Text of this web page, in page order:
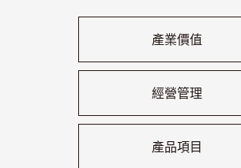
產業價值
經營管理
產品項目